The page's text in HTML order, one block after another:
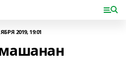
2019, 19:01